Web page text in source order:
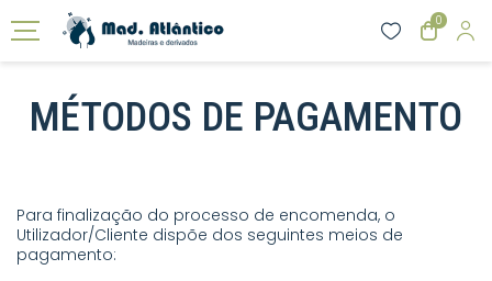
0
MÉTODOS DE PAGAMENTO
Para finalização do processo de encomenda, o
Utilizador/Cliente dispõe dos seguintes meios de
pagamento: